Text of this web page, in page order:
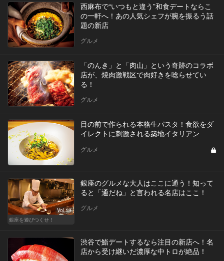
西麻布で“いつもと違う”和食デートならこ
の一軒へ！あの人気シェフが腕を振るう話
題の新店
グルメ
「のんき」と「肉山」という奇跡のコラボ
店が、焼肉激戦区で肉好きを唸らせてい
る！
グルメ
目の前で作られる本格生パスタ！食欲をダ
イレクトに刺激される築地イタリアン
グルメ
Vol.13
銀座を遊びつくせ！
銀座のグルメな大人はここに通う！知って
ると「通だね」と言われる名店はここ！
グルメ
渋谷で鮨デートするなら注目の新店へ！名
店から受け継いだ濃厚な中トロが絶品！